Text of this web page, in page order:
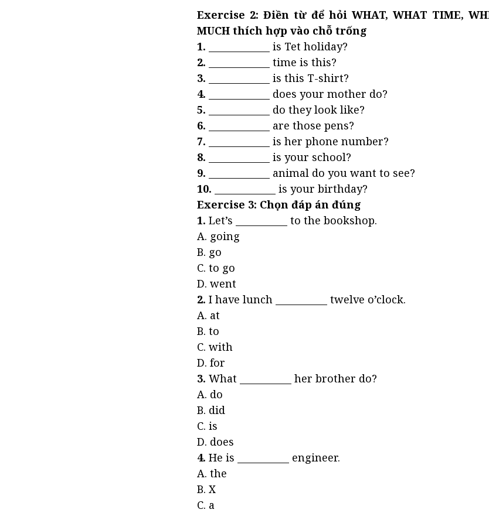
Exercise 2: Điền từ để hỏi WHAT, WHAT TIME,
MUCH thích hợp vào chỗ trống
1. _____________ is Tet holiday?
2. _____________ time is this?
3. _____________ is this T-shirt?
4. _____________ does your mother do?
5. _____________ do they look like?
6. _____________ are those pens?
7. _____________ is her phone number?
8. _____________ is your school?
9. _____________ animal do you want to see?
10. _____________ is your birthday?
Exercise 3: Chọn đáp án đúng
1. Let’s ___________ to the bookshop.
A. going
B. go
C. to go
D. went
2. I have lunch ___________ twelve o’clock.
A. at
B. to
C. with
D. for
3. What ___________ her brother do?
A. do
B. did
C. is
D. does
4. He is ___________ engineer.
A. the
B. X
C. a